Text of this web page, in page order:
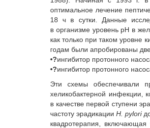
оптимальное лечение
18 ч в сутки. Данные
в организме уровень pH в
как только при таком уровне
годам были апробированы
•?ингибитор протонного
•?ингибитор протонного
Эти схемы обеспечивали
хеликобактерной инфекции,
в качестве первой ступени
частоту эрадикацииH. pylori
квадротерапия, включающая